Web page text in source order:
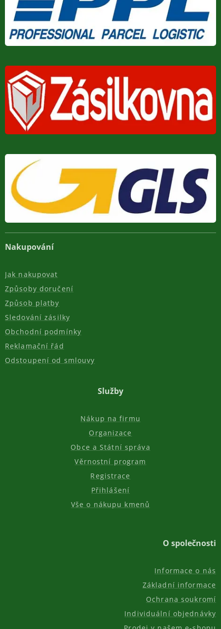
Nakupování
Jak nakupovat
Způsoby doručení
Způsob platby
Sledování zásilky
Obchodní podmínky
Reklamační řád
Odstoupení od smlouvy
Služby
Nákup na firmu
Organizace
Obce a Státní správa
Věrnostní program
Registrace
Přihlášení
Vše o nákupu kmenů
O společnosti
Informace o nás
Základní informace
Ochrana soukromí
Individuální objednávky